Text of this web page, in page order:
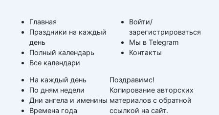
Главная
Праздники на каждый
день
Полный календарь
Все календари
На каждый день
По дням недели
Дни ангела и именины
Времена года
Войти/
зарегистрироваться
Мы в Telegram
Контакты
Поздравимс!
Копирование авторских
материалов с обратной
ссылкой на сайт.